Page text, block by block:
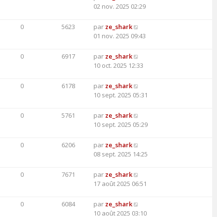
02 nov. 2025 02:29
0 5623 par ze_shark
01 nov. 2025 09:43
0 6917 par ze_shark
10 oct. 2025 12:33
0 6178 par ze_shark
10 sept. 2025 05:31
0 5761 par ze_shark
10 sept. 2025 05:29
0 6206 par ze_shark
08 sept. 2025 14:25
0 7671 par ze_shark
17 août 2025 06:51
0 6084 par ze_shark
10 août 2025 03:10